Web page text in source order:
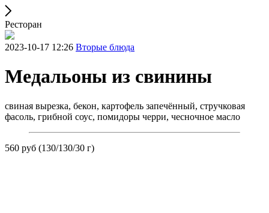
Ресторан
2023-10-17 12:26 Вторые блюда
Медальоны из свинины
свиная вырезка, бекон, картофель запечённый, стручковая
фасоль, грибной соус, помидоры черри, чесночное масло
560 руб (130/130/30 г)